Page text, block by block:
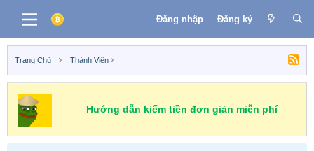
Đăng nhập Đăng ký
Trang Chủ Thành Viên
Hướng dẫn kiếm tiền đơn giản miễn phí